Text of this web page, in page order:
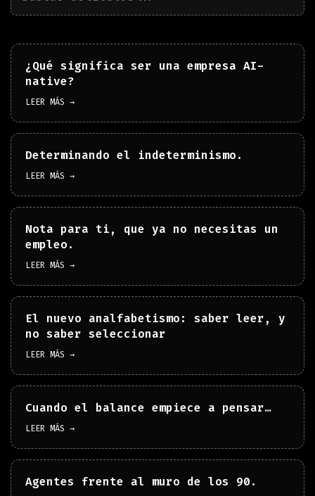
¿Qué significa ser una empresa AI-
native?
LEER MÁS →
Determinando el indeterminismo.
LEER MÁS →
Nota para ti, que ya no necesitas un
empleo.
LEER MÁS →
El nuevo analfabetismo: saber leer, y
no saber seleccionar
LEER MÁS →
Cuando el balance empiece a pensar…
LEER MÁS →
Agentes frente al muro de los 90.